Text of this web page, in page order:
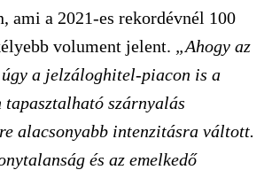
ami a 2021-es rekordévnél 100
volument jelent. „Ahogy az
a jelzáloghitel-piacon is a
szárnyalás
alacsonyabb intenzitásra váltott.
és az emelkedő